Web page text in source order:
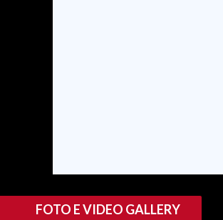
FOTO E VIDEO GALLERY